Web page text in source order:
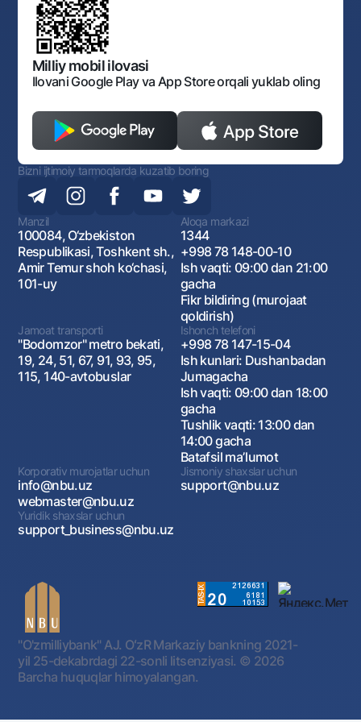
O'zbekiston Respublikasi Tashqi Iqtisodiy Faoliyat Milliy
Bankining ish tartibi va rejimi
Ochiq ma'lumotlar
Monopoliyaga qarshi komplaens
Milliy mobil ilovasi
Ilovani Google Play va App Store orqali yuklab oling
Bizni ijtimoiy tarmoqlarda kuzatib boring
Manzil
100084, O‘zbekiston
Respublikasi, Toshkent sh.,
Amir Temur shoh ko‘chasi,
101-uy
Aloqa markazi
1344
+998 78 148-00-10
Ish vaqti: 09:00 dan 21:00
gacha
Fikr bildiring (murojaat
qoldirish)
Jamoat transporti
"Bodomzor" metro bekati,
19, 24, 51, 67, 91, 93, 95,
115, 140-avtobuslar
Ishonch telefoni
+998 78 147-15-04
Ish kunlari: Dushanbadan
Jumagacha
Ish vaqti: 09:00 dan 18:00
gacha
Tushlik vaqti: 13:00 dan
14:00 gacha
Batafsil maʼlumot
Korporativ murojatlar uchun
info@nbu.uz
webmaster@nbu.uz
Jismoniy shaxslar uchun
support@nbu.uz
Yuridik shaxslar uchun
support_business@nbu.uz
"O'zmilliybank" AJ. OʻzR Markaziy bankning 2021-
yil 25-dekabrdagi 22-sonli litsenziyasi. © 2026
Barcha huquqlar himoyalangan.